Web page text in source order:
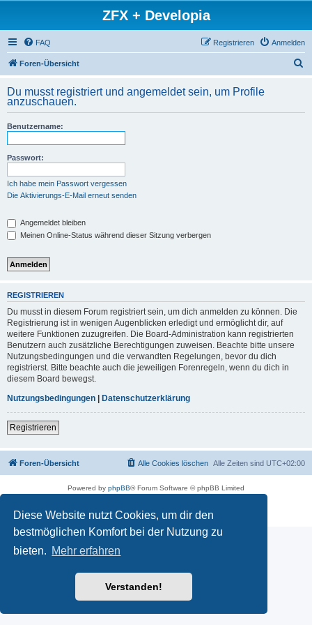
Diese Website nutzt Cookies, um dir den
bestmöglichen Komfort bei der Nutzung zu
bieten. Mehr erfahren
Verstanden!
ZFX + Developia
FAQ Anmelden
Registrieren
Foren-Übersicht
h
Du musst registriert und angemeldet sein, um Profile
anzuschauen.
Benutzername:
Passwort:
Ich habe mein Passwort vergessen
Die Aktivierungs-E-Mail erneut senden
Angemeldet bleiben
Meinen Online-Status während dieser Sitzung verbergen
REGISTRIEREN
Du musst in diesem Forum registriert sein, um dich anmelden zu können. Die
Registrierung ist in wenigen Augenblicken erledigt und ermöglicht dir, auf
weitere Funktionen zuzugreifen. Die Board-Administration kann registrierten
Benutzern auch zusätzliche Berechtigungen zuweisen. Beachte bitte unsere
Nutzungsbedingungen und die verwandten Regelungen, bevor du dich
registrierst. Bitte beachte auch die jeweiligen Forenregeln, wenn du dich in
diesem Board bewegst.
Nutzungsbedingungen | Datenschutzerklärung
Registrieren
Foren-Übersicht Alle Zeiten sind UTC+02:00
Alle Cookies löschen
Powered by phpBB® Forum Software © phpBB Limited
Datenschutz|Nutzungsbedingungen